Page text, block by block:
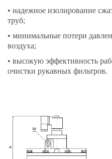
• надежное изолирование
труб;
• минимальные потери
воздуха;
• высокую эффективность
очистки рукавных фильтров.